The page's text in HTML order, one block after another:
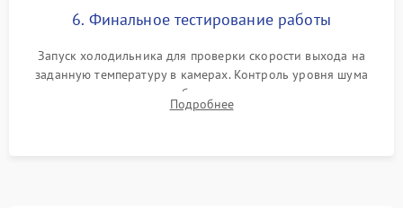
6. Финальное тестирование работы
Запуск холодильника для проверки скорости выхода на
заданную температуру в камерах. Контроль уровня шума
компрессора, отсутствия обмерзания стенок и корректного
срабатывания системы автоматической оттайки.
Подробнее